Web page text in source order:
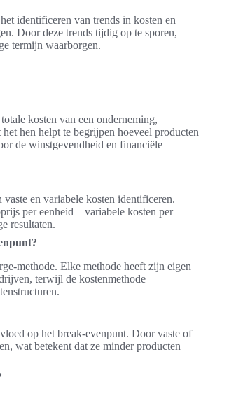
identificeren van trends in kosten en
Door deze trends tijdig op te sporen,
termijn waarborgen.
kosten van een onderneming,
hen helpt te begrijpen hoeveel producten
de winstgevendheid en financiële
en variabele kosten identificeren.
per eenheid – variabele kosten per
resultaten.
methode. Elke methode heeft zijn eigen
terwijl de kostenmethode
op het break-evenpunt. Door vaste of
wat betekent dat ze minder producten